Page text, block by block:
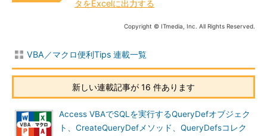
タをExcelに出力する
Copyright © ITmedia, Inc. All Rights Reserved.
VBA／マクロ便利Tips 連載一覧
新しい連載記事が 16 件あります
Access VBAでSQLを実行するQueryDefオブジェク
ト、CreateQueryDefメソッド、QueryDefsコレク